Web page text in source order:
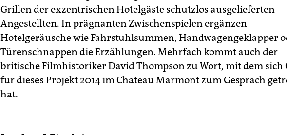
Grillen der exzentrischen Hotelgäste schutzlos ausgelieferten
Angestellten. In prägnanten Zwischenspielen ergänzen
Hotelgeräusche wie Fahrstuhlsummen, Handwagengeklapper
Türenschnappen die Erzählungen. Mehrfach kommt auch der
britische Filmhistoriker David Thompson zu Wort, mit dem sich
für dieses Projekt 2014 im Chateau Marmont zum Gespräch
hat.